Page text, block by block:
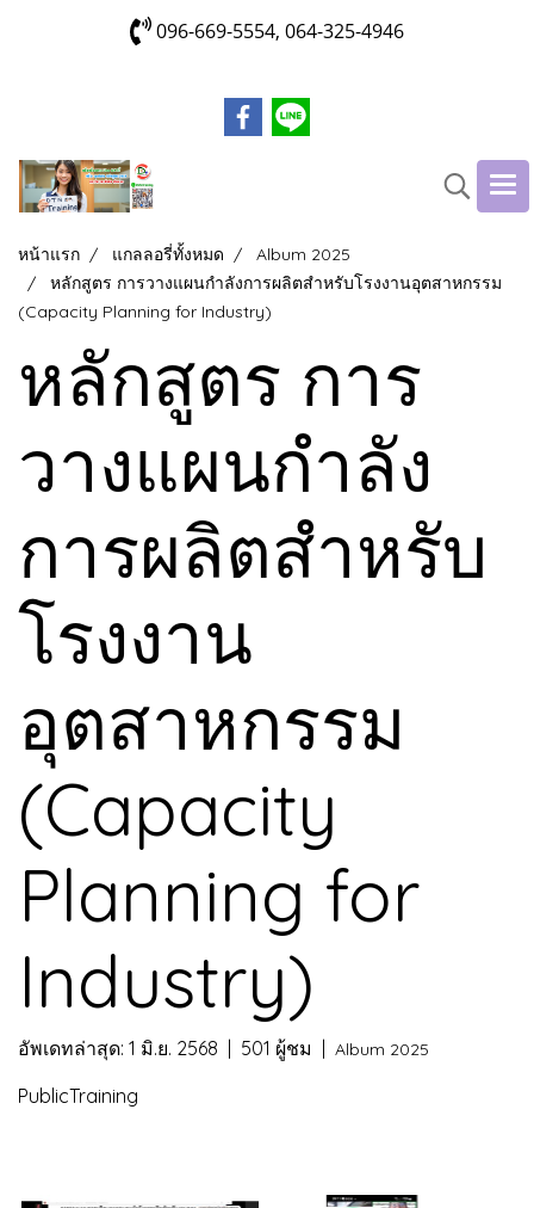
096-669-5554, 064-325-4946
หน้าแรก แกลลอรี่ทั้งหมด
Album 2025
หลักสูตร การวางแผนกำลังการผลิตสำหรับโรงงานอุตสาหกรรม
(Capacity Planning for Industry)
หลักสูตร การ
วางแผนกำลัง
การผลิตสำหรับ
โรงงาน
อุตสาหกรรม
(Capacity
Planning for
Industry)
อัพเดทล่าสุด: 1 มิ.ย. 2568 501 ผู้ชม Album 2025
PublicTraining